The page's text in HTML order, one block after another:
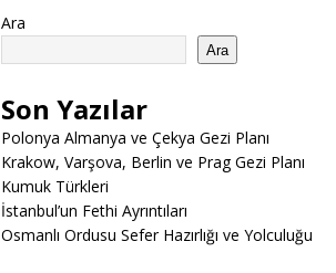
Ara
Ara
Son Yazılar
Polonya Almanya ve Çekya Gezi Planı
Krakow, Varşova, Berlin ve Prag Gezi Planı
Kumuk Türkleri
İstanbul’un Fethi Ayrıntıları
Osmanlı Ordusu Sefer Hazırlığı ve Yolculuğu